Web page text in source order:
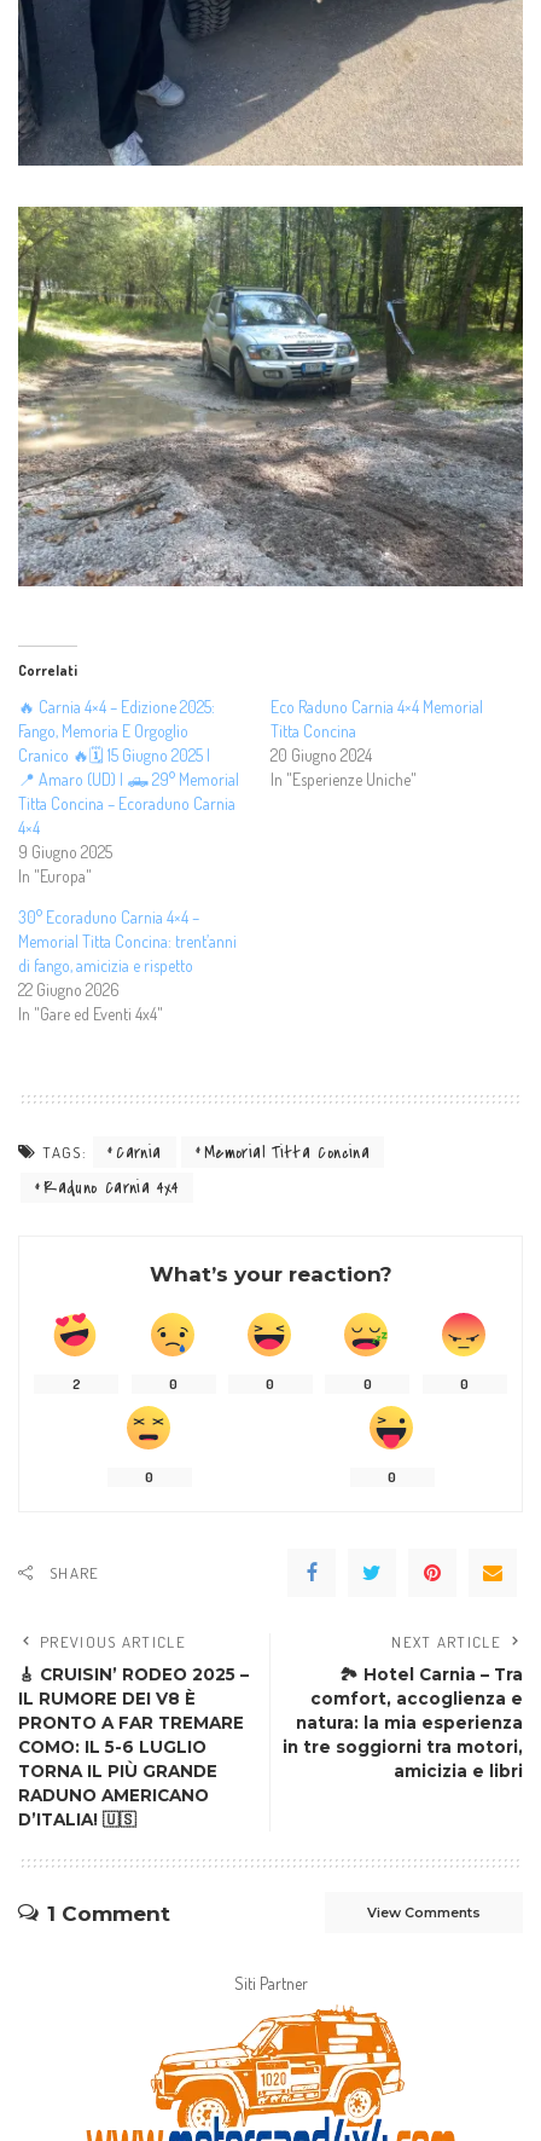
Correlati
🔥 Carnia 4×4 – Edizione 2025:
Fango, Memoria E Orgoglio
Cranico 🔥🗓️ 15 Giugno 2025 |
📍 Amaro (UD) | 🛻 29° Memorial
Titta Concina – Ecoraduno Carnia
4×4
9 Giugno 2025
In "Europa"
Eco Raduno Carnia 4×4 Memorial
Titta Concina
20 Giugno 2024
In "Esperienze Uniche"
30° Ecoraduno Carnia 4×4 –
Memorial Titta Concina: trent’anni
di fango, amicizia e rispetto
22 Giugno 2026
In "Gare ed Eventi 4x4"
TAGS: Carnia
Memorial Titta Concina
Raduno Carnia 4x4
What’s your reaction?
2 0 0 0 0
0 0
SHARE
PREVIOUS ARTICLE
🎸 CRUISIN’ RODEO 2025 –
IL RUMORE DEI V8 È
PRONTO A FAR TREMARE
COMO: IL 5-6 LUGLIO
TORNA IL PIÙ GRANDE
RADUNO AMERICANO
D’ITALIA! 🇺🇸
NEXT ARTICLE
🏞️ Hotel Carnia – Tra
comfort, accoglienza e
natura: la mia esperienza
in tre soggiorni tra motori,
amicizia e libri
1 Comment View Comments
Siti Partner